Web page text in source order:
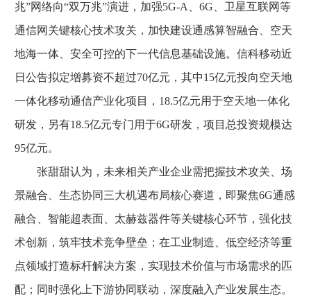
兆”网络向“双万兆”演进，加强5G-A、6G、卫星互联网等
通信网关键核心技术攻关，加快建设通感算智融合、空天
地海一体、安全可控的下一代信息基础设施。信科移动近
日公告拟定增募资不超过70亿元，其中15亿元投向空天地
一体化移动通信产业化项目，18.5亿元用于空天地一体化
研发，另有18.5亿元专门用于6G研发，项目总投资规模达
95亿元。
张甜甜认为，未来相关产业企业需把握技术攻关、场
景融合、生态协同三大机遇布局核心赛道，即聚焦6G通感
融合、智能超表面、太赫兹器件等关键核心环节，强化技
术创新，筑牢技术竞争壁垒；在工业制造、低空经济等重
点领域打造标杆解决方案，实现技术价值与市场需求的匹
配；同时强化上下游协同联动，深度融入产业发展生态。